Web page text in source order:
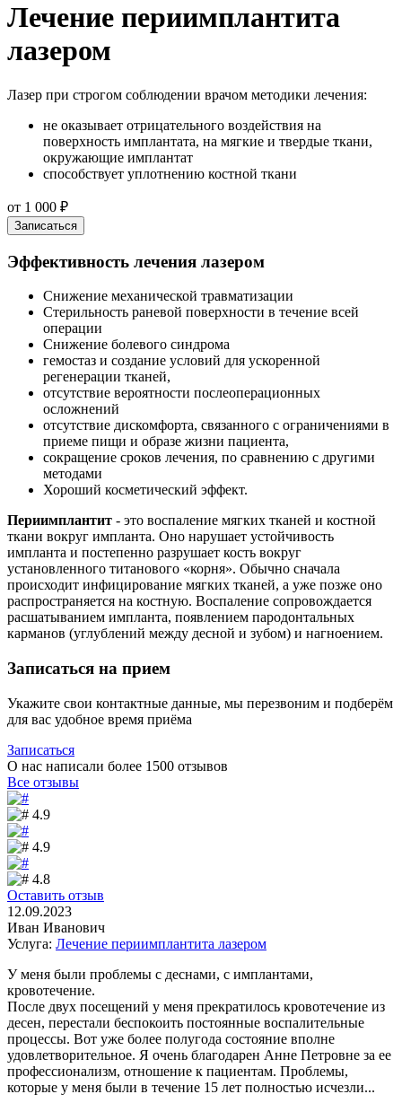
Лечение периимплантита
лазером
Лазер при строгом соблюдении врачом методики лечения:
не оказывает отрицательного воздействия на
поверхность имплантата, на мягкие и твердые ткани,
окружающие имплантат
способствует уплотнению костной ткани
от 1 000 ₽
Записаться
Эффективность лечения лазером
Снижение механической травматизации
Стерильность раневой поверхности в течение всей
операции
Снижение болевого синдрома
гемостаз и создание условий для ускоренной
регенерации тканей,
отсутствие вероятности послеоперационных
осложнений
отсутствие дискомфорта, связанного с ограничениями в
приеме пищи и образе жизни пациента,
сокращение сроков лечения, по сравнению с другими
методами
Хороший косметический эффект.
Периимплантит - это воспаление мягких тканей и костной
ткани вокруг импланта. Оно нарушает устойчивость
импланта и постепенно разрушает кость вокруг
установленного титанового «корня». Обычно сначала
происходит инфицирование мягких тканей, а уже позже оно
распространяется на костную. Воспаление сопровождается
расшатыванием импланта, появлением пародонтальных
карманов (углублений между десной и зубом) и нагноением.
Записаться на прием
Укажите свои контактные данные, мы перезвоним и подберём
для вас удобное время приёма
Записаться
О нас написали более 1500 отзывов
Все отзывы
4.9
4.9
4.8
Оставить отзыв
12.09.2023
Иван Иванович
Услуга: Лечение периимплантита лазером
У меня были проблемы с деснами, с имплантами,
кровотечение.
После двух посещений у меня прекратилось кровотечение из
десен, перестали беспокоить постоянные воспалительные
процессы. Вот уже более полугода состояние вполне
удовлетворительное. Я очень благодарен Анне Петровне за ее
профессионализм, отношение к пациентам. Проблемы,
которые у меня были в течение 15 лет полностью исчезли...